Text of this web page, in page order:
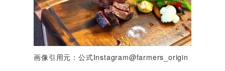
画像引用元：公式Instagram@farmers_origin